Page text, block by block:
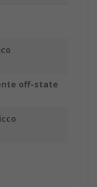
off-state